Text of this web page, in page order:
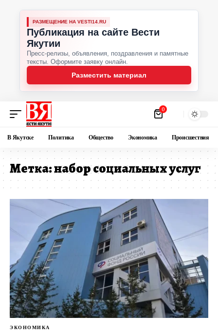
РАЗМЕЩЕНИЕ НА VESTI14.RU
Публикация на сайте Вести
Якутии
Пресс-релизы, объявления, поздравления и памятные
тексты. Оформите заявку онлайн.
Разместить материал
0
В Якутске Политика Общество Экономика Происшествия
Метка:набор социальных услуг
ЭКОНОМИКА